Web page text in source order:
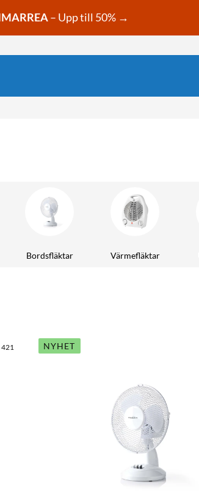
– Upp till 50% →
Bordsfläktar Värmefläktar
421 NYHET